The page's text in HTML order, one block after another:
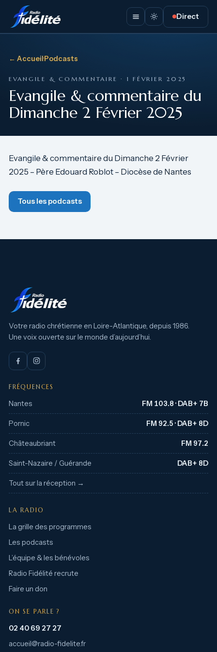
Direct
← Accueil·Podcasts
EVANGILE & COMMENTAIRE · 1 FÉVRIER 2025
Evangile & commentaire du
Dimanche 2 Février 2025
Evangile & commentaire du Dimanche 2 Février
2025 – Père Edouard Roblot – Diocèse de Nantes
Tous les podcasts
Votre radio chrétienne en Loire-Atlantique, depuis 1986.
Une voix ouverte sur le monde d’aujourd’hui.
FRÉQUENCES
Nantes FM 103.8 · DAB+ 7B
Pornic FM 92.5 · DAB+ 8D
Châteaubriant FM 97.2
Saint-Nazaire / Guérande DAB+ 8D
Tout sur la réception →
LA RADIO
La grille des programmes
Les podcasts
L’équipe & les bénévoles
Radio Fidélité recrute
Faire un don
ON SE PARLE ?
02 40 69 27 27
accueil@radio-fidelite.fr